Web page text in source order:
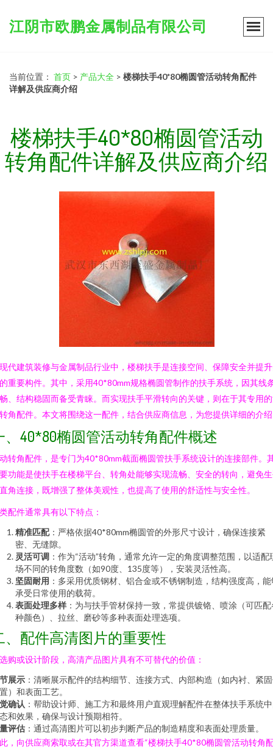
江阴市欧鹏金属制品有限公司
当前位置： 首页 > 产品大全 > 楼梯扶手40*80椭圆管活动转角配件
详解及供应商介绍
楼梯扶手40*80椭圆管活动
转角配件详解及供应商介绍
代建筑装修与金属制品行业中，楼梯扶手是连接空间、保障安全并提
重要构件。其中，采用40*80mm规格椭圆管制作的扶手系统，因其线
、结构稳固而备受青睐。而实现扶手平滑转向的关键，则在于其专用
角配件。本文将围绕这一配件，结合供应商信息，为您提供详细的介
、40*80椭圆管活动转角配件概述
转角配件，是专门为40*80mm截面椭圆管扶手系统设计的连接部件。
功能是使扶手在楼梯平台、转角处能够实现流畅、安全的转向，避免
角连接，既增强了整体美观性，也提高了使用的舒适性与安全性。
配件通常具有以下特点：
精准匹配：严格依据40*80mm椭圆管的外形尺寸设计，确保连接紧
密、无缝隙。
灵活可调 ：作为“活动”转角，通常允许一定的角度调整范围，以适配
场不同的转角度数（如90度、135度等），安装灵活性高。
坚固耐用 ：多采用优质钢材、铝合金或不锈钢制造，结构强度高，能
承受日常使用的载荷。
表面处理多样 ：为与扶手管材保持一致，常提供镀铬、喷涂（可匹配
种颜色）、拉丝、磨砂等多种表面处理选项。
、配件高清图片的重要性
购或设计阶段，高清产品图片具有不可替代的价值：
展示 ：清晰展示配件的结构细节、连接方式、内部构造（如内衬、紧
）和表面工艺。
确认 ：帮助设计师、施工方和最终用户直观理解配件在整体扶手系统
和效果，确保与设计预期相符。
评估 ：通过高清图片可以初步判断产品的制造精度和表面处理质量。
，向供应商索取或在其官方渠道查看“楼梯扶手40*80椭圆管活动转角